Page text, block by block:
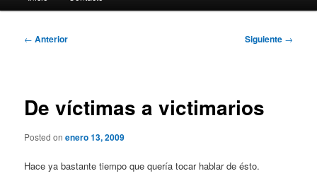
principal
Navegación
← Anterior Siguiente →
De víctimas a victimarios
Posted onenero 13, 2009
Hace ya bastante tiempo que quería tocar hablar de ésto.